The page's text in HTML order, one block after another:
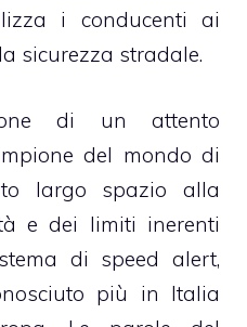
i conducenti ai
sicurezza stradale.
di un attento
del mondo di
largo spazio alla
e dei limiti inerenti
di speed alert,
più in Italia